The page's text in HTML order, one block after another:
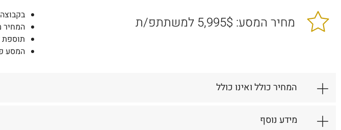
מחיר המסע: 5,995$ למשתתפ/ת
בקבוצה המונה 24
המחיר
תוספת
המסע
המחיר כולל ואינו כולל
מידע נוסף